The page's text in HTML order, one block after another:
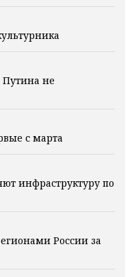
Путина не
с марта
инфраструктуру по
России за